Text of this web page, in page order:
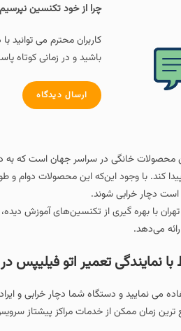
چرا از خود تکنسین
کاربران محترم می توانید
باشید و در زمانی کوتاه
ارسال دیدگاه
محصولات خانگی در سراسر جهان است که به
کند. با وجود این‌که این محصولات دوام و
دچار خرابی شوند.
با بهره‌ گیری از تکنسین‌های آموزش‌
می‌دهد.
با نمایندگی تعمیر اتو فیلیپس
می نمایید و دستگاه شما دچار خرابی و
ترین زمان ممکن از خدمات مراکز پیشتاز